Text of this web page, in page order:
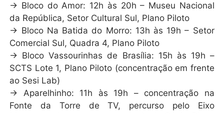
→ Bloco do Amor: 12h às 20h – Museu Nacional
da República, Setor Cultural Sul, Plano Piloto
→ Bloco Na Batida do Morro: 13h às 19h – Setor
Comercial Sul, Quadra 4, Plano Piloto
→ Bloco Vassourinhas de Brasília: 15h às 19h –
SCTS Lote 1, Plano Piloto (concentração em frente
ao Sesi Lab)
→ Aparelhinho: 11h às 19h – concentração na
Fonte da Torre de TV, percurso pelo Eixo